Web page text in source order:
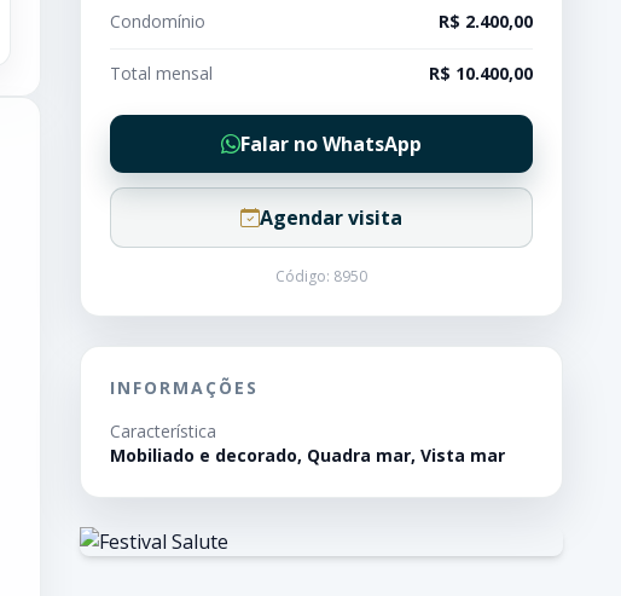
Condomínio R$ 2.400,00
Total mensal R$ 10.400,00
Falar no WhatsApp
Agendar visita
Código: 8950
INFORMAÇÕES
Característica
Mobiliado e decorado, Quadra mar, Vista mar